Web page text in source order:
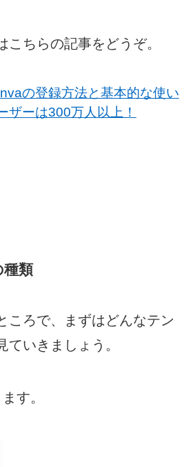
こちらの記事をどうぞ。
の登録方法と基本的な使い
ザーは300万人以上！
種類
ころで、まずはどんなテン
ていきましょう。
す。